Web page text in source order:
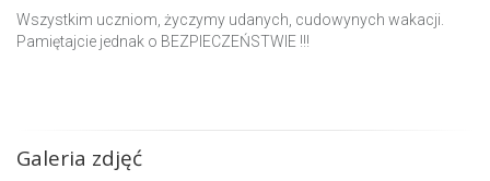
Wszystkim uczniom, życzymy udanych, cudowynych wakacji.
Pamiętajcie jednak o BEZPIECZEŃSTWIE !!!
Galeria zdjęć